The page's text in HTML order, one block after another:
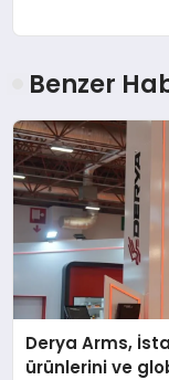
Benzer
Derya Arms,
ürünlerini ve